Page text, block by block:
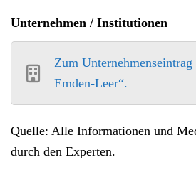
Unternehmen / Institutionen
Zum
Emden-Leer“.
Quelle: Alle Informationen und
durch den Experten.